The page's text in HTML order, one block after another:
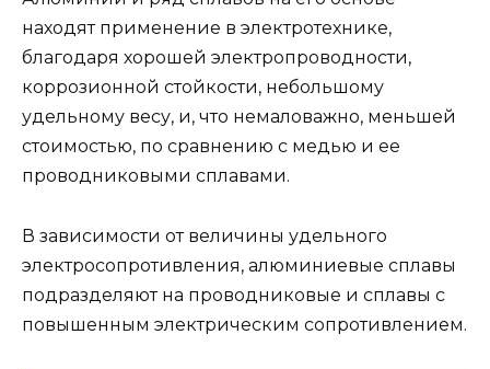
находят применение в электротехнике,
благодаря хорошей электропроводности,
коррозионной стойкости, небольшому
удельному весу, и, что немаловажно, меньшей
стоимостью, по сравнению с медью и ее
проводниковыми сплавами.
В зависимости от величины удельного
электросопротивления, алюминиевые сплавы
подразделяют на проводниковые и сплавы с
повышенным электрическим сопротивлением.